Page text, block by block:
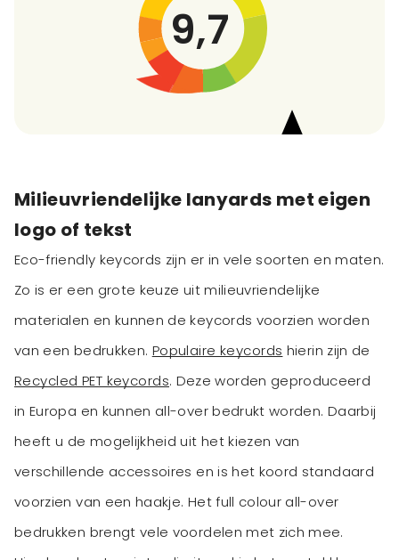
9,7
Milieuvriendelijke lanyards met eigen
logo of tekst
Eco-friendly keycords zijn er in vele soorten en maten.
Zo is er een grote keuze uit milieuvriendelijke
materialen en kunnen de keycords voorzien worden
van een bedrukken. Populaire keycords hierin zijn de
Recycled PET keycords. Deze worden geproduceerd
in Europa en kunnen all-over bedrukt worden. Daarbij
heeft u de mogelijkheid uit het kiezen van
verschillende accessoires en is het koord standaard
voorzien van een haakje. Het full colour all-over
bedrukken brengt vele voordelen met zich mee.